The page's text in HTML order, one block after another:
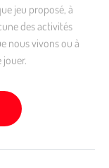
jeu proposé, à
des activités
nous vivons ou à